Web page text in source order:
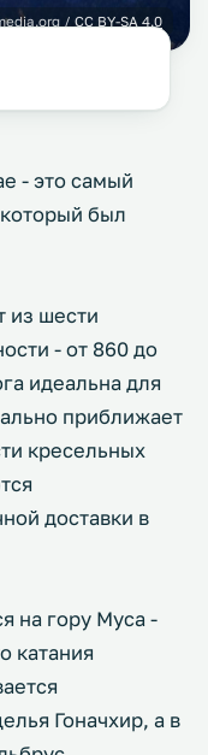
/ CC BY-SA 4.0
- это самый
был
из шести
- от 860 до
идеальна для
приближает
кресельных
доставки в
на гору Муса -
катания
Гоначхир, а в